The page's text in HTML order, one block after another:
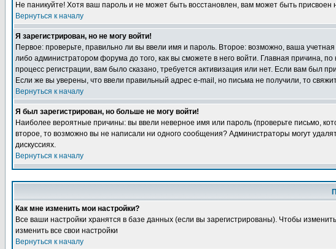
Не паникуйте! Хотя ваш пароль и не может быть восстановлен, вам может быть присвоен
Вернуться к началу
Я зарегистрирован, но не могу войти!
Первое: проверьте, правильно ли вы ввели имя и пароль. Второе: возможно, ваша
либо администратором форума до того, как вы сможете в него войти. Главная причина,
процесс регистрации, вам было сказано, требуется активизация или нет. Если вам был
Если же вы уверены, что ввели правильный адрес e-mail, но письма не получили, то
Вернуться к началу
Я был зарегистрирован, но больше не могу войти!
Наиболее вероятные причины: вы ввели неверное имя или пароль (проверьте письмо,
второе, то возможно вы не написали ни одного сообщения? Администраторы могут
дискуссиях.
Вернуться к началу
Как мне изменить мои настройки?
Все ваши настройки хранятся в базе данных (если вы зарегистрированы). Чтобы
изменить все свои настройки
Вернуться к началу